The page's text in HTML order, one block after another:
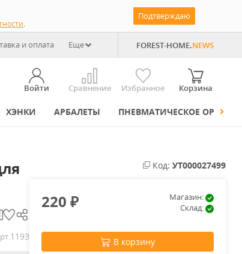
.
Подтверждаю
и оплата Еще FOREST-HOME.NEWS
Войти Сравнение Избранное Корзина
ХЭНКИ АРБАЛЕТЫ ПНЕВМАТИЧЕСКОЕ ОРУЖИЕ
1193
Код: УТ000027499
220₽
Магазин:
Склад:
В корзину